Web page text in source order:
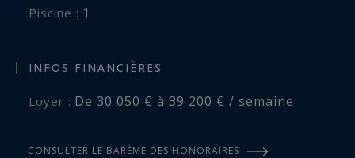
piscine : 1
INFOS FINANCIÈRES
Loyer : De 30 050 € à 39 200 € / semaine
CONSULTER LE BARÈME DES HONORAIRES